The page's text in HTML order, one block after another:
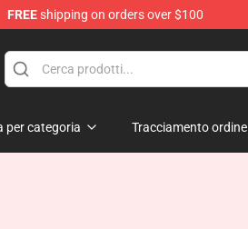
FREEshipping on orders over $100
per categoria Tracciamento ordine